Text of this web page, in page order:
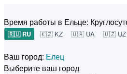
Время работы в Ельце:
🇷🇺 RU 🇰🇿 KZ 🇺🇦 UA 🇺🇿 UZ
Ваш город: Елец
Выберите ваш город